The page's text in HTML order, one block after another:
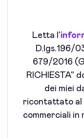
Letta l'
D.lgs.196/
679/2016
RICHIESTA"
dei miei
ricontattato al
commerciali in